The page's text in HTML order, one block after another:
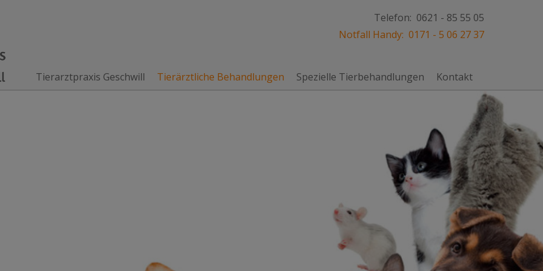
Telefon: 0621 - 85 55 05
Notfall Handy: 0171 - 5 06 27 37
Tierarztpraxis Geschwill Tierärztliche Behandlungen Spezielle Tierbehandlungen Kontakt